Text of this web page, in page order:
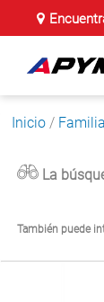
Inicio /
La
También puede